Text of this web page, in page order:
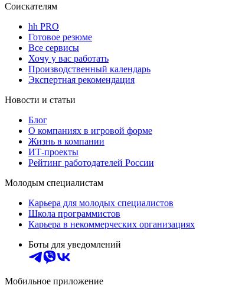
Соискателям
hh PRO
Готовое резюме
Все сервисы
Хочу у вас работать
Производственный календарь
Экспертная рекомендация
Новости и статьи
Блог
О компаниях в игровой форме
Жизнь в компании
ИТ-проекты
Рейтинг работодателей России
Молодым специалистам
Карьера для молодых специалистов
Школа программистов
Карьера в некоммерческих организациях
Боты для уведомлений
Мобильное приложение